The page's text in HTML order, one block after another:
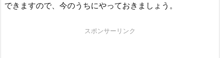
できますので、今のうちにやっておきましょう。
スポンサーリンク